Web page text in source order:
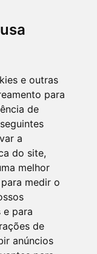
e outras
para
de
a
do site,
melhor
para medir o
e para
de
anúncios
97573-010